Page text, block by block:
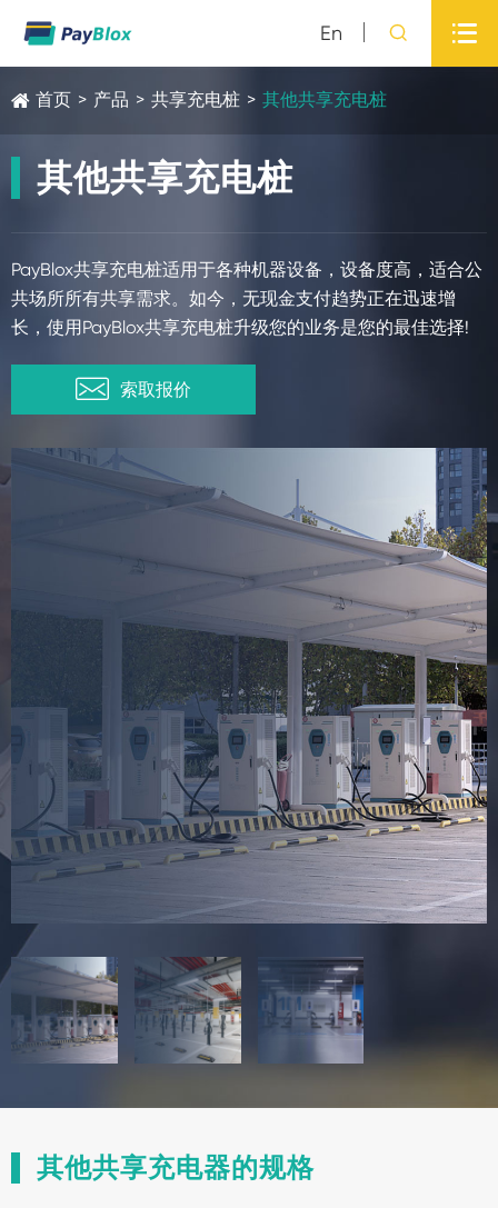
En  
首页 > 产品 > 共享充电桩 > 其他共享充电桩
其他共享充电桩
PayBlox共享充电桩适用于各种机器设备，设备度高，适合公
共场所所有共享需求。如今，无现金支付趋势正在迅速增
长，使用PayBlox共享充电桩升级您的业务是您的最佳选择!
 索取报价
其他共享充电器的规格